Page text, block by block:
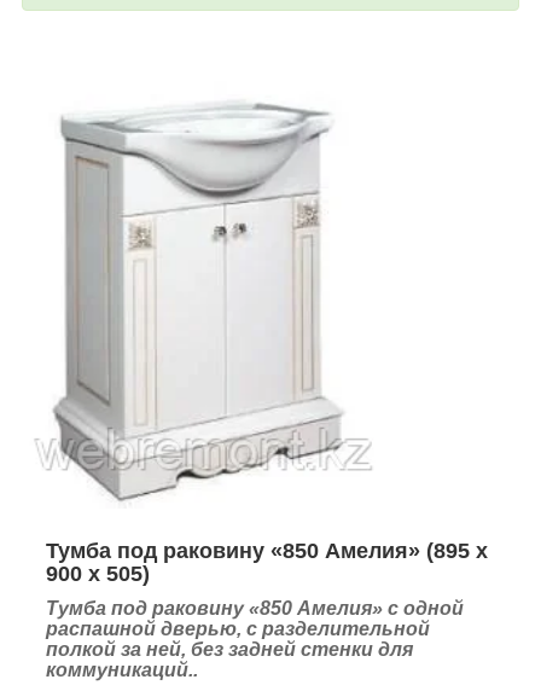
Тумба под раковину «850 Амелия» (895 х
900 х 505)
Тумба под раковину «850 Амелия» с одной
распашной дверью, с разделительной
полкой за ней, без задней стенки для
коммуникаций..